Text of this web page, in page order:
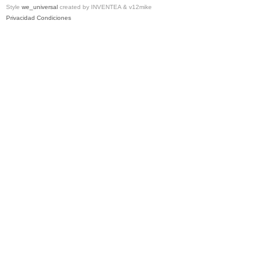
Style we_universal created by INVENTEA & v12mike
Privacidad Condiciones